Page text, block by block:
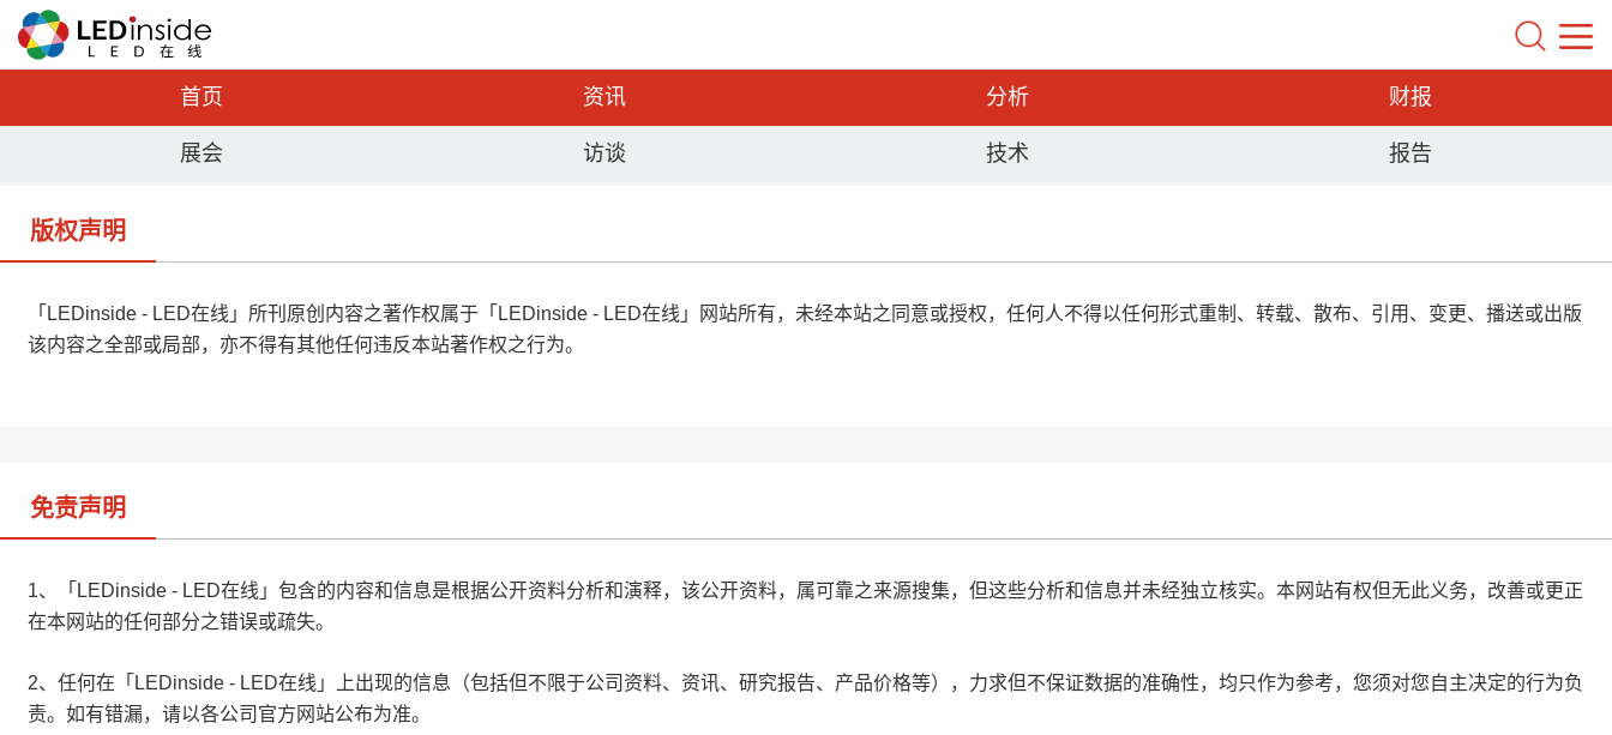
首页 资讯 分析 财报
展会 访谈 技术 报告
版权声明
「LEDinside - LED在线」所刊原创内容之著作权属于「LEDinside - LED在线」网站所有，未经本站之同意或授权，任何人不得以任何形式重制、转载、散布、引用、变更、播送或出版
该内容之全部或局部，亦不得有其他任何违反本站著作权之行为。
免责声明
1、「LEDinside - LED在线」包含的内容和信息是根据公开资料分析和演释，该公开资料，属可靠之来源搜集，但这些分析和信息并未经独立核实。本网站有权但无此义务，改善或更正
在本网站的任何部分之错误或疏失。
2、任何在「LEDinside - LED在线」上出现的信息（包括但不限于公司资料、资讯、研究报告、产品价格等），力求但不保证数据的准确性，均只作为参考，您须对您自主决定的行为负
责。如有错漏，请以各公司官方网站公布为准。